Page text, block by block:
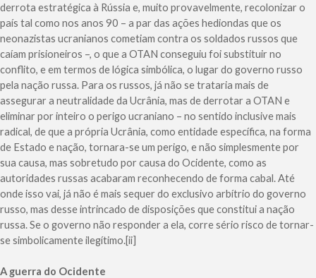
derrota estratégica à Rússia e, muito provavelmente, recolonizar o
país tal como nos anos 90 – a par das ações hediondas que os
neonazistas ucranianos cometiam contra os soldados russos que
caíam prisioneiros –, o que a OTAN conseguiu foi substituir no
conflito, e em termos de lógica simbólica, o lugar do governo russo
pela nação russa. Para os russos, já não se trataria mais de
assegurar a neutralidade da Ucrânia, mas de derrotar a OTAN e
eliminar por inteiro o perigo ucraniano – no sentido inclusive mais
radical, de que a própria Ucrânia, como entidade específica, na forma
de Estado e nação, tornara-se um perigo, e não simplesmente por
sua causa, mas sobretudo por causa do Ocidente, como as
autoridades russas acabaram reconhecendo de forma cabal. Até
onde isso vai, já não é mais sequer do exclusivo arbítrio do governo
russo, mas desse intrincado de disposições que constitui a nação
russa. Se o governo não responder a ela, corre sério risco de tornar-
se simbolicamente ilegítimo.[ii]
A guerra do Ocidente